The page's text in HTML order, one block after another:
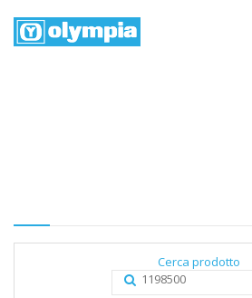
Cerca prodotto